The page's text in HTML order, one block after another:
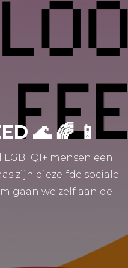
🌊 🌈 📱
mensen een
zijn diezelfde sociale
gaan we zelf aan de